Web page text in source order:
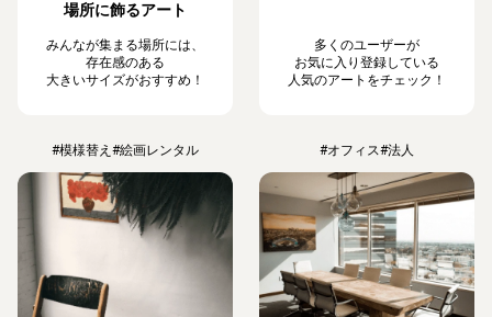
場所に飾るアート
みんなが集まる場所には、
存在感のある
大きいサイズがおすすめ！
多くのユーザーが
お気に入り登録している
人気のアートをチェック！
#模様替え #絵画レンタル #オフィス#法人